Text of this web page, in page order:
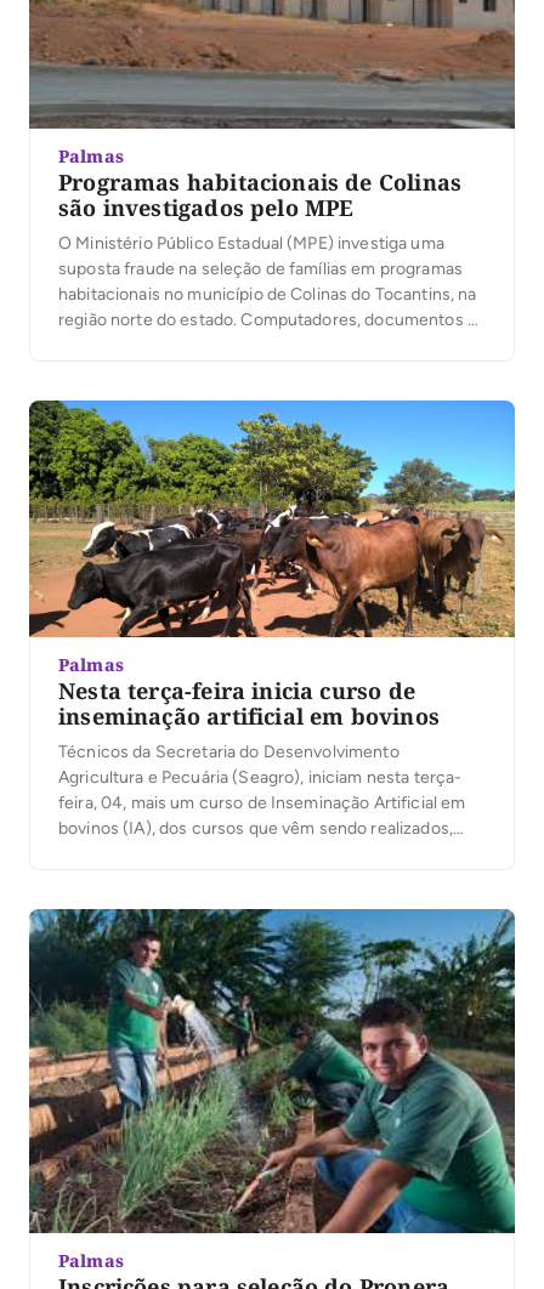
Palmas
Programas habitacionais de Colinas
são investigados pelo MPE
O Ministério Público Estadual (MPE) investiga uma
suposta fraude na seleção de famílias em programas
habitacionais no município de Colinas do Tocantins, na
região norte do estado. Computadores, documentos e
de Colinas. Os documentos foram apreendidos na
semana passada, mas […]
Palmas
Nesta terça-feira inicia curso de
inseminação artificial em bovinos
Técnicos da Secretaria do Desenvolvimento
Agricultura e Pecuária (Seagro), iniciam nesta terça-
feira, 04, mais um curso de Inseminação Artificial em
bovinos (IA), dos cursos que vêm sendo realizados,
curso acontece no Centro Agrotecnológico de Palmas,
a […]
Palmas